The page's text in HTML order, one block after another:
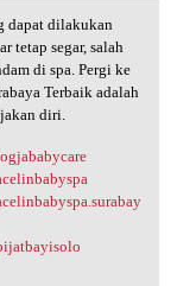
yang
dapat dilakukan
tetap segar, salah
di spa. Pergi ke
Terbaik adalah
diri.